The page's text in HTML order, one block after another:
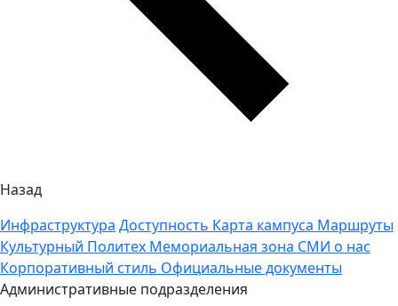
Назад
Инфраструктура Доступность Карта кампуса Маршруты
Культурный Политех Мемориальная зона СМИ о нас
Корпоративный стиль Официальные документы
Административные подразделения